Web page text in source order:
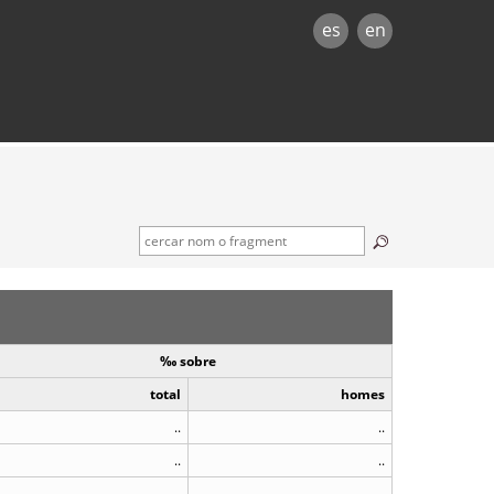
es en
‰ sobre
total
homes
..
..
..
..